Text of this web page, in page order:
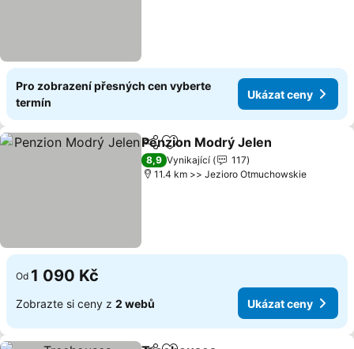
Pro zobrazení přesných cen vyberte
termín
Ukázat ceny
SdíletPřidat na seznam oblíbených
Penzion Modrý Jelen
8,9 Vynikající
117
11.4 km >> Jezioro Otmuchowskie
Od 1 090 Kč
Zobrazte si ceny z 2 webů Ukázat ceny